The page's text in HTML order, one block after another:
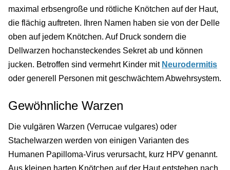
maximal erbsengroße und rötliche Knötchen auf der Haut,
die flächig auftreten. Ihren Namen haben sie von der Delle
oben auf jedem Knötchen. Auf Druck sondern die
Dellwarzen hochansteckendes Sekret ab und können
jucken. Betroffen sind vermehrt Kinder mit Neurodermitis
oder generell Personen mit geschwächtem Abwehrsystem.
Gewöhnliche Warzen
Die vulgären Warzen (Verrucae vulgares) oder
Stachelwarzen werden von einigen Varianten des
Humanen Papilloma-Virus verursacht, kurz HPV genannt.
Aus kleinen harten Knötchen auf der Haut entstehen nach